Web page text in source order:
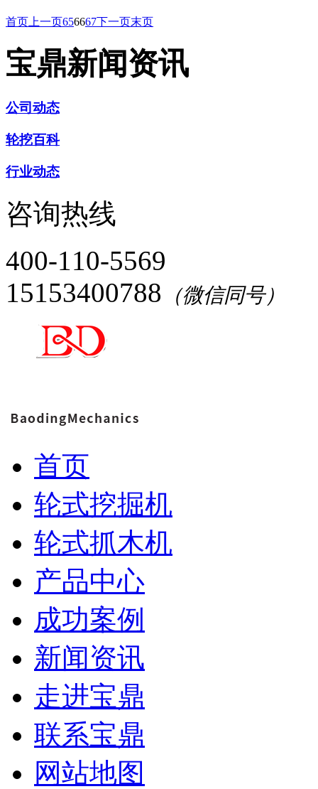
首页 上一页656667下一页末页
宝鼎新闻资讯
公司动态
轮挖百科
行业动态
咨询热线
400-110-5569
15153400788 （微信同号）
首页
轮式挖掘机
轮式抓木机
产品中心
成功案例
新闻资讯
走进宝鼎
联系宝鼎
网站地图